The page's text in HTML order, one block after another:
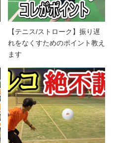
【テニス/ストローク】振り遅
れをなくすためのポイント教え
ます